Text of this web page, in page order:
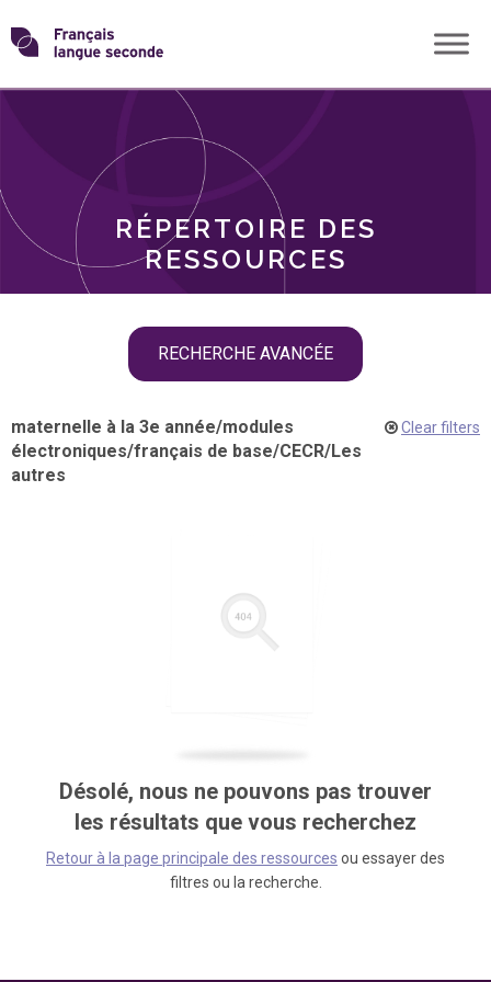
Skip
toTransformons
langue
RÉPERTOIRE DES
RESSOURCES
RECHERCHE AVANCÉE
THÈMES
maternelle à la 3e année/modules
électroniques/français de base/CECR/Les
autres
Clear filters
Désolé, nous ne pouvons pas trouver
les résultats que vous recherchez
Retour à la page principale des ressources ou essayer des
filtres ou la recherche.